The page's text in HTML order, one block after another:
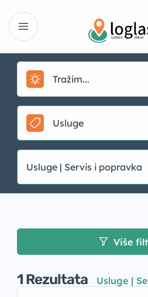
Usluge
Usluge | Servis i popravka
Više
1 Rezultata
Usluge |